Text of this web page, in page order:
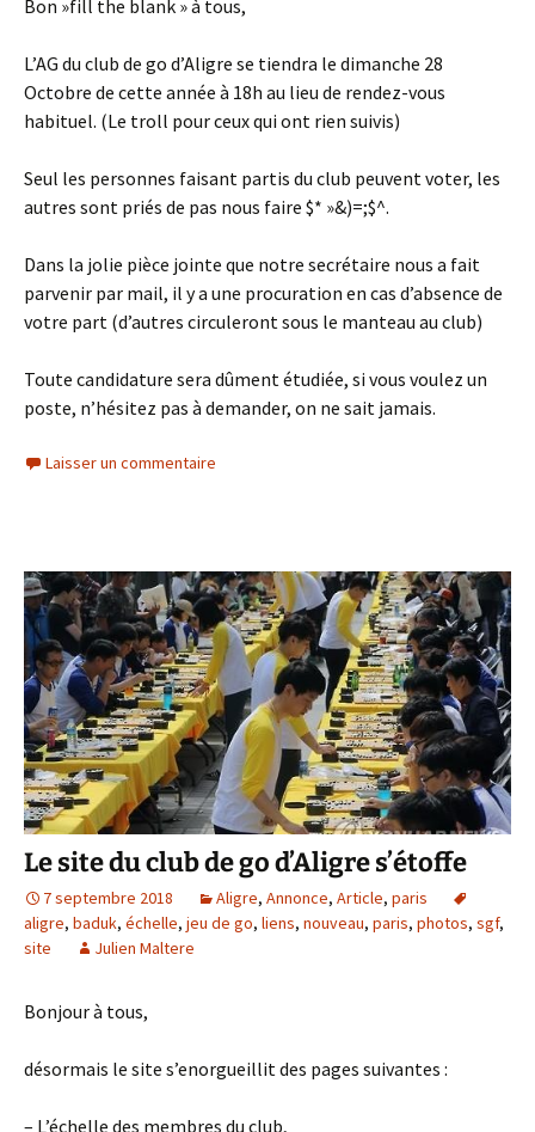
Bon »fill the blank » à tous,
L’AG du club de go d’Aligre se tiendra le dimanche 28
Octobre de cette année à 18h au lieu de rendez-vous
habituel. (Le troll pour ceux qui ont rien suivis)
Seul les personnes faisant partis du club peuvent voter, les
autres sont priés de pas nous faire $* »&)=;$^.
Dans la jolie pièce jointe que notre secrétaire nous a fait
parvenir par mail, il y a une procuration en cas d’absence de
votre part (d’autres circuleront sous le manteau au club)
Toute candidature sera dûment étudiée, si vous voulez un
poste, n’hésitez pas à demander, on ne sait jamais.
Laisser un commentaire
Le site du club de go d’Aligre s’étoffe
7 septembre 2018 Aligre, Annonce, Article, paris
aligre, baduk, échelle, jeu de go, liens, nouveau, paris, photos, sgf,
site
Julien Maltere
Bonjour à tous,
désormais le site s’enorgueillit des pages suivantes :
– L’échelle des membres du club,